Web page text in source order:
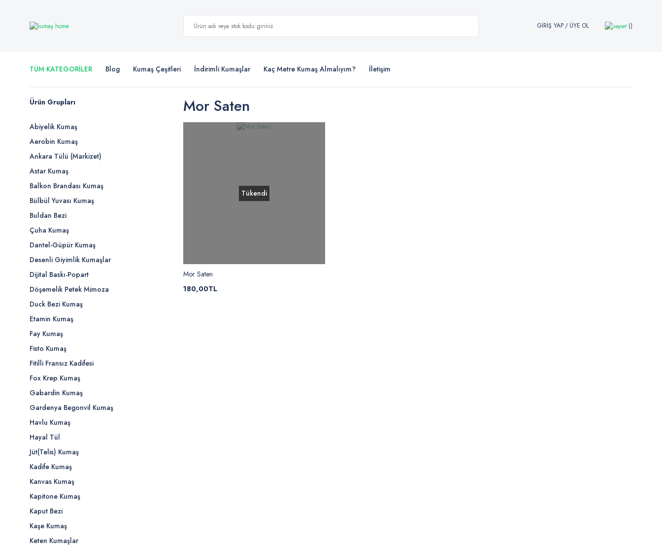
GİRİŞ YAP/ ÜYE OL
TÜM KATEGORİLER Blog Kumaş Çeşitleri İndirimli Kumaşlar Kaç Metre Kumaş Almalıyım? İletişim
Ürün Grupları
Abiyelik Kumaş
Aerobin Kumaş
Ankara Tülü (Markizet)
Astar Kumaş
Balkon Brandası Kumaş
Bülbül Yuvası Kumaş
Buldan Bezi
Çuha Kumaş
Dantel-Güpür Kumaş
Desenli Giyimlik Kumaşlar
Dijital Baskı-Popart
Döşemelik Petek Mimoza
Duck Bezi Kumaş
Etamin Kumaş
Fay Kumaş
Fisto Kumaş
Fitilli Fransız Kadifesi
Fox Krep Kumaş
Gabardin Kumaş
Gardenya Begonvil Kumaş
Havlu Kumaş
Hayal Tül
Jüt(Telis) Kumaş
Kadife Kumaş
Kanvas Kumaş
Kapitone Kumaş
Kaput Bezi
Kaşe Kumaş
Keten Kumaşlar
Mor Saten
Tükendi
Mor Saten
180,00TL